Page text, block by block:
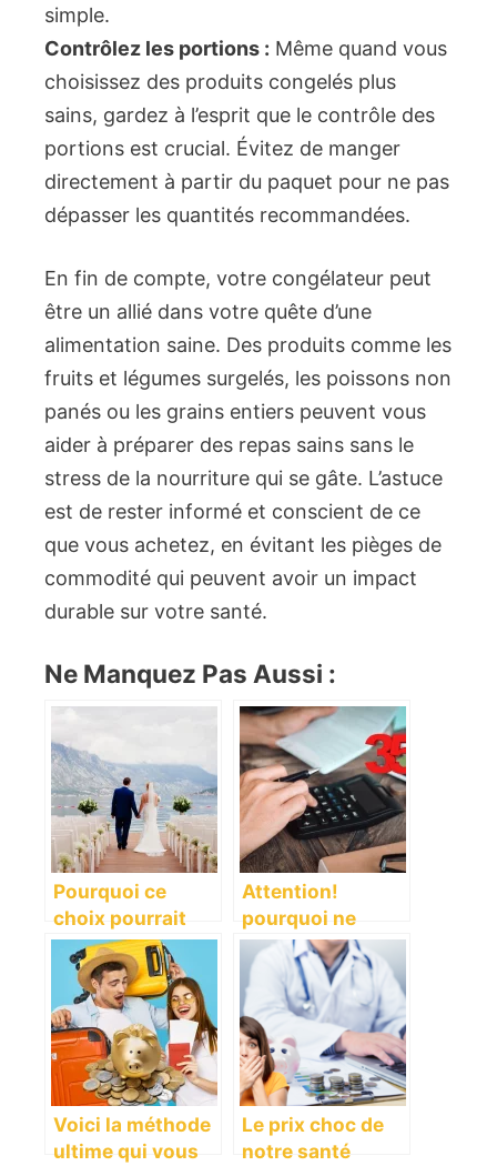
simple.
Contrôlez les portions : Même quand vous
choisissez des produits congelés plus
sains, gardez à l’esprit que le contrôle des
portions est crucial. Évitez de manger
directement à partir du paquet pour ne pas
dépasser les quantités recommandées.
En fin de compte, votre congélateur peut
être un allié dans votre quête d’une
alimentation saine. Des produits comme les
fruits et légumes surgelés, les poissons non
panés ou les grains entiers peuvent vous
aider à préparer des repas sains sans le
stress de la nourriture qui se gâte. L’astuce
est de rester informé et conscient de ce
que vous achetez, en évitant les pièges de
commodité qui peuvent avoir un impact
durable sur votre santé.
Ne Manquez Pas Aussi :
Pourquoi ce
choix pourrait
vous coûter cher
: mariage ou
concubinage?
Attention!
pourquoi ne
devriez-vous
jamais dépasser
ce taux
d’endettement de
35%?
Voici la méthode
ultime qui vous
Le prix choc de
notre santé